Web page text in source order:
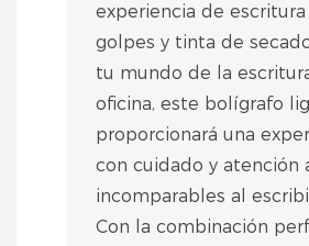
experiencia de
golpes y tinta de
tu mundo de la
oficina, este bolígrafo
proporcionará una
con cuidado y
incomparables al
Con la combinación